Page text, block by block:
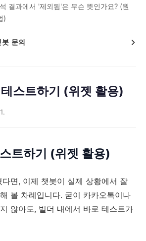
결과에서 '제외됨'은 무슨 뜻인가요? (원
)
문의
스트하기 (위젯 활용)
트하기 (위젯 활용)
면, 이제 챗봇이 실제 상황에서 잘
볼 차례입니다. 굳이 카카오톡이나
않아도, 빌더 내에서 바로 테스트가